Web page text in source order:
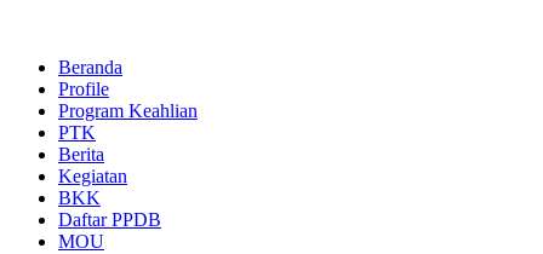
Beranda
Profile
Program Keahlian
PTK
Berita
Kegiatan
BKK
Daftar PPDB
MOU